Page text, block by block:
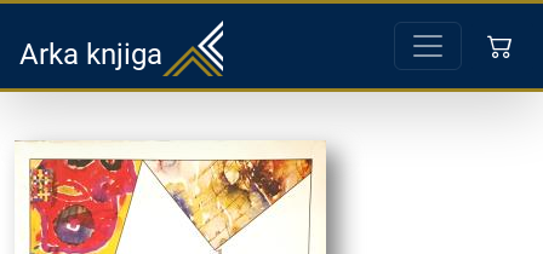
Arka knjiga